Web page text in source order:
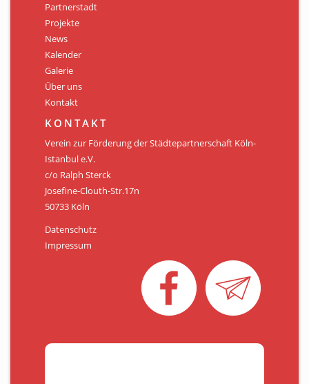
Partnerstadt
Projekte
News
Kalender
Galerie
Über uns
Kontakt
KONTAKT
Verein zur Förderung der Städtepartnerschaft Köln-
Istanbul e.V.
c/o Ralph Sterck
Josefine-Clouth-Str.17n
50733 Köln
Datenschutz
Impressum